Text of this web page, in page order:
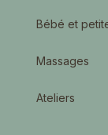
Bébé et
Massages
Ateliers